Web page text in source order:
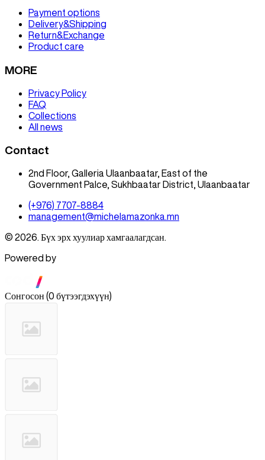
Payment options
Delivery&Shipping
Return&Exchange
Product care
MORE
Privacy Policy
FAQ
Collections
All news
Contact
2nd Floor, Galleria Ulaanbaatar, East of the
Government Palce, Sukhbaatar District, Ulaanbaatar
(+976) 7707-8884
management@michelamazonka.mn
© 2026. Бүх эрх хуулиар хамгаалагдсан.
Powered by
Сонгосон (0 бүтээгдэхүүн)